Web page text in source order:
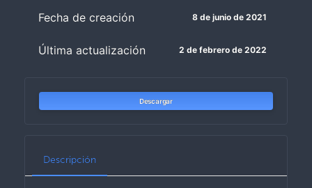
Fecha de creación 8 de junio de 2021
Última actualización 2 de febrero de 2022
Descargar
Descripción